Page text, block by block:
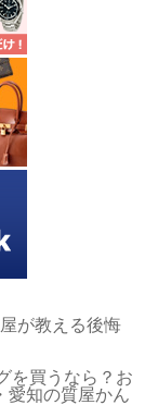
が教える後悔
を買うなら？お
愛知の質屋かん